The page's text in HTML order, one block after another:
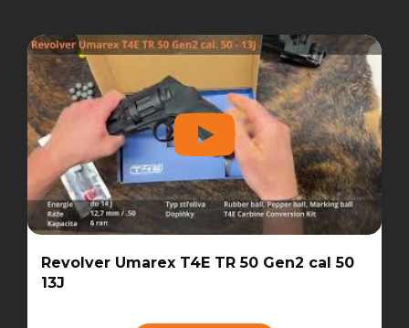
Revolver Umarex T4E TR 50 Gen2 cal 50
13J